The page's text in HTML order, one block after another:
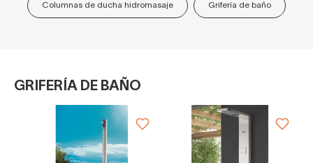
Columnas de ducha hidromasaje Grifería de baño
GRIFERÍA DE BAÑO